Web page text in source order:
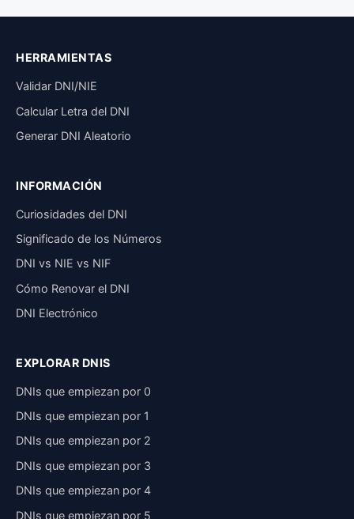
HERRAMIENTAS
Validar DNI/NIE
Calcular Letra del DNI
Generar DNI Aleatorio
INFORMACIÓN
Curiosidades del DNI
Significado de los Números
DNI vs NIE vs NIF
Cómo Renovar el DNI
DNI Electrónico
EXPLORAR DNIS
DNIs que empiezan por 0
DNIs que empiezan por 1
DNIs que empiezan por 2
DNIs que empiezan por 3
DNIs que empiezan por 4
DNIs que empiezan por 5